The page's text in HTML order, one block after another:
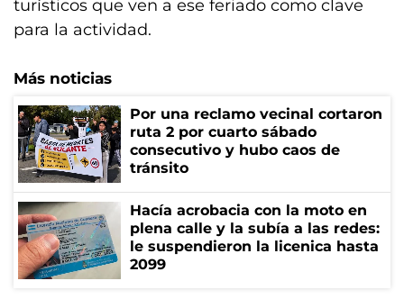
turísticos que ven a ese feriado como clave
para la actividad.
Más noticias
Por una reclamo vecinal cortaron
ruta 2 por cuarto sábado
consecutivo y hubo caos de
tránsito
Hacía acrobacia con la moto en
plena calle y la subía a las redes:
le suspendieron la licenica hasta
2099